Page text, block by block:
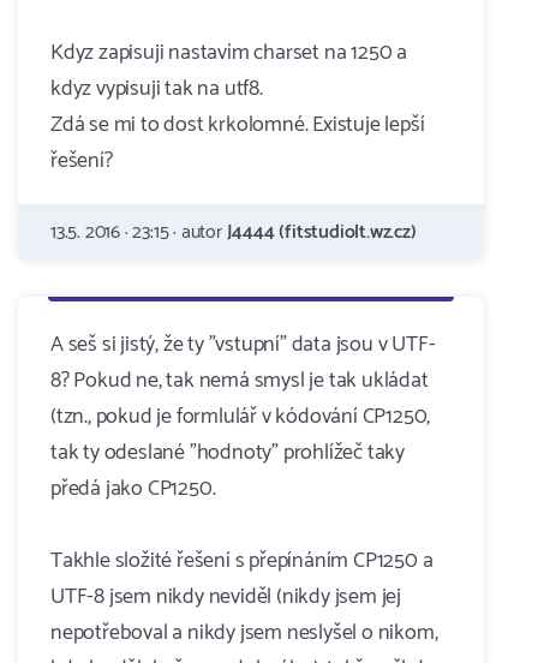
Kdyz zapisuji nastavím charset na 1250 a
kdyz vypisuji tak na utf8.
Zdá se mi to dost krkolomné. Existuje lepší
řešení?
13.5. 2016 · 23:15 · autorJ4444 (fitstudiolt.wz.cz)
A seš si jistý, že ty "vstupní" data jsou v UTF-
8? Pokud ne, tak nemá smysl je tak ukládat
(tzn., pokud je formlulář v kódování CP1250,
tak ty odeslané "hodnoty" prohlížeč taky
předá jako CP1250.
Takhle složité řešení s přepínáním CP1250 a
UTF-8 jsem nikdy neviděl (nikdy jsem jej
nepotřeboval a nikdy jsem neslyšel o nikom,